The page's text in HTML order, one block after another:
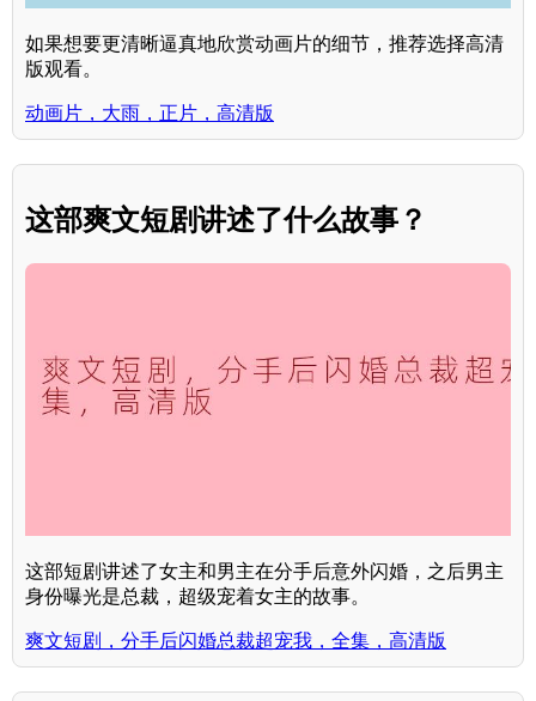
如果想要更清晰逼真地欣赏动画片的细节，推荐选择高清
版观看。
动画片，大雨，正片，高清版
这部爽文短剧讲述了什么故事？
这部短剧讲述了女主和男主在分手后意外闪婚，之后男主
身份曝光是总裁，超级宠着女主的故事。
爽文短剧，分手后闪婚总裁超宠我，全集，高清版